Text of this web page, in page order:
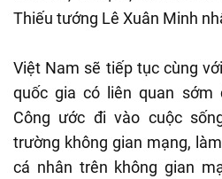
Thiếu tướng Lê Xuân Minh
Việt Nam sẽ tiếp tục cùng
quốc gia có liên quan sớm
Công ước đi vào cuộc
trường không gian mạng,
cá nhân trên không gian